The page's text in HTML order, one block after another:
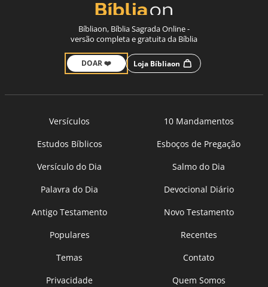
Bíbliaon, Bíblia Sagrada Online -
versão completa e gratuita da Bíblia
DOAR ❤️ Loja Bíbliaon
Versículos
10 Mandamentos
Estudos Bíblicos
Esboços de Pregação
Versículo do Dia
Salmo do Dia
Palavra do Dia
Devocional Diário
Antigo Testamento
Novo Testamento
Populares
Recentes
Temas
Contato
Privacidade
Quem Somos